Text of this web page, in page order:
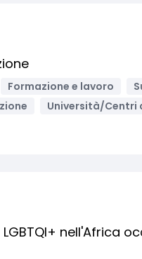
Formazione e lavoro
Università/Centri
nell'Africa